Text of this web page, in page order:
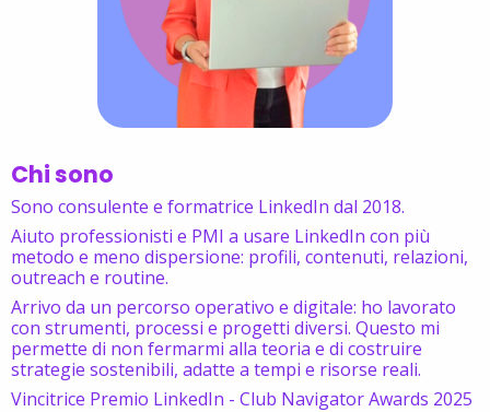
Chi sono
Sono consulente e formatrice LinkedIn dal 2018.
Aiuto professionisti e PMI a usare LinkedIn con più
metodo e meno dispersione: profili, contenuti, relazioni,
outreach e routine.
Arrivo da un percorso operativo e digitale: ho lavorato
con strumenti, processi e progetti diversi. Questo mi
permette di non fermarmi alla teoria e di costruire
strategie sostenibili, adatte a tempi e risorse reali.
Vincitrice Premio LinkedIn - Club Navigator Awards 2025